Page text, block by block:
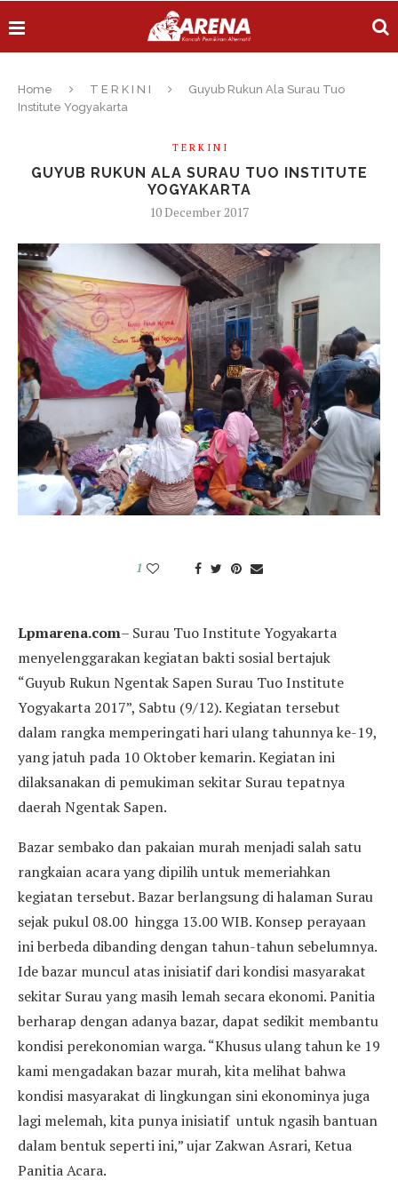
Home T E R K I N I
Guyub Rukun Ala Surau Tuo
Institute Yogyakarta
T E R K I N I
GUYUB RUKUN ALA SURAU TUO INSTITUTE
YOGYAKARTA
10 December 2017
1
Lpmarena.com– Surau Tuo Institute Yogyakarta
menyelenggarakan kegiatan bakti sosial bertajuk
“Guyub Rukun Ngentak Sapen Surau Tuo Institute
Yogyakarta 2017”, Sabtu (9/12). Kegiatan tersebut
dalam rangka memperingati hari ulang tahunnya ke-19,
yang jatuh pada 10 Oktober kemarin. Kegiatan ini
dilaksanakan di pemukiman sekitar Surau tepatnya
daerah Ngentak Sapen.
Bazar sembako dan pakaian murah menjadi salah satu
rangkaian acara yang dipilih untuk memeriahkan
kegiatan tersebut. Bazar berlangsung di halaman Surau
sejak pukul 08.00 hingga 13.00 WIB. Konsep perayaan
ini berbeda dibanding dengan tahun-tahun sebelumnya.
Ide bazar muncul atas inisiatif dari kondisi masyarakat
sekitar Surau yang masih lemah secara ekonomi. Panitia
berharap dengan adanya bazar, dapat sedikit membantu
kondisi perekonomian warga. “Khusus ulang tahun ke 19
kami mengadakan bazar murah, kita melihat bahwa
kondisi masyarakat di lingkungan sini ekonominya juga
lagi melemah, kita punya inisiatif untuk ngasih bantuan
dalam bentuk seperti ini,” ujar Zakwan Asrari, Ketua
Panitia Acara.